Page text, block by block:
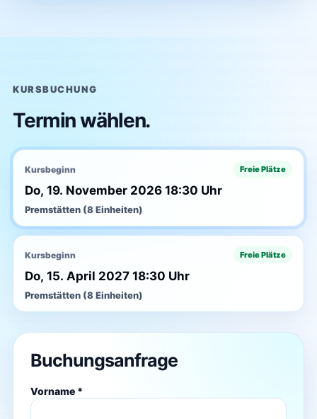
KURSBUCHUNG
Termin wählen.
Kursbeginn Freie Plätze
Do, 19. November 2026 18:30 Uhr
Premstätten (8 Einheiten)
Kursbeginn Freie Plätze
Do, 15. April 2027 18:30 Uhr
Premstätten (8 Einheiten)
Buchungsanfrage
Vorname *